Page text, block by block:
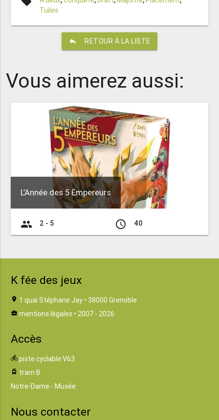
Tuiles
reply RETOUR À LA LISTE
Vous aimerez aussi:
L’Année des 5 Empereurs
group 2 - 5 access_time 40
K fée des jeux
location_on 1 quai Stéphane Jay • 38000 Grenoble
business_center mentions légales • 2007 - 2026
Accès
directions_bike piste cyclable V63
tram tram B
Notre-Dame - Musée
Nous contacter